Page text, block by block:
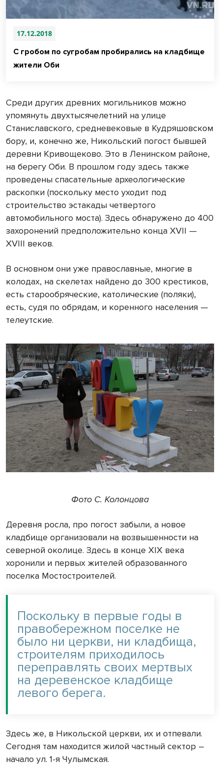
17.12.2018
С гробом по сугробам пробирались на кладбище
жители Оби
Среди других древних могильников можно
упомянуть двухтысячелетний на улице
Станиславского, средневековые в Кудряшовском
бору, и, конечно же, Никольский погост бывшей
деревни Кривощеково. Это в Ленинском районе,
на берегу Оби. В прошлом году здесь также
проведены спасательные археологические
раскопки (поскольку место уходит под
строительство эстакады четвертого
автомобильного моста). Здесь обнаружено до 400
захоронений предположительно конца XVII —
XVIII веков.
В основном они уже православные, многие в
колодах, на скелетах найдено до 300 крестиков,
есть старообряческие, католические (поляки),
есть, судя по обрядам, и коренного населения —
телеутские.
Фото С. Колонцова
Деревня росла, про погост забыли, а новое
кладбище организовали на возвышенности на
северной околице. Здесь в конце XIX века
хоронили и первых жителей образованного
поселка Мостостроителей.
Поскольку в первые годы в
правобережном поселке не
было ни церкви, ни кладбища,
строителям приходилось
переправлять своих мертвых
на деревенское кладбище
левого берега.
Здесь же, в Никольской церкви, их и отпевали.
Сегодня там находится жилой частный сектор –
начало ул. 1-я Чулымская.